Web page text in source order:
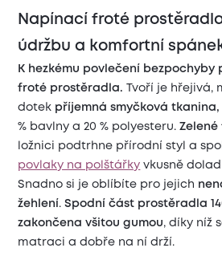
Napínací froté
údržbu a komfortní
K hezkému povlečení bezpochyby
froté prostěradla.Tvoří je hřejivá,
dotek příjemná smyčková tkanina,
% bavlny a 20 % polyesteru.
ložnici podtrhne přírodní styl a
povlaky na polštářky vkusně
Snadno si je oblíbíte pro jejich
žehlení. Spodní část prostěradla
zakončena všitou gumou, díky níž
matraci a dobře na ní drží.